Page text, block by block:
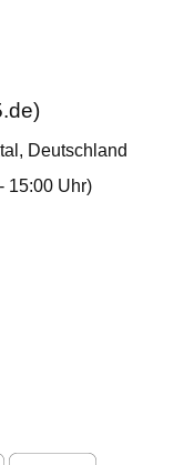
Deutschland
15:00 Uhr)